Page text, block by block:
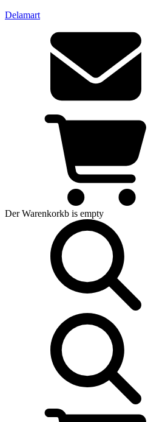
Delamart
Der Warenkorkb is empty